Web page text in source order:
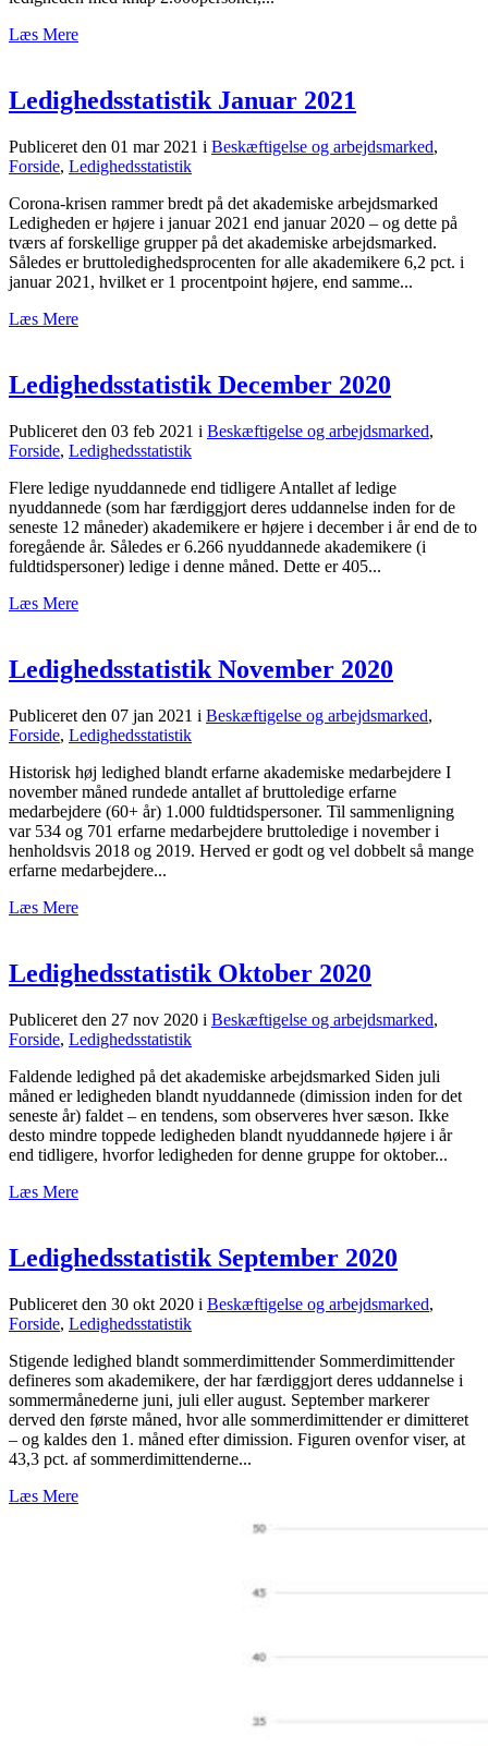
Læs Mere
Ledighedsstatistik Januar 2021
Publiceret den 01 mar 2021 i Beskæftigelse og arbejdsmarked,
Forside, Ledighedsstatistik
Corona-krisen rammer bredt på det akademiske arbejdsmarked
Ledigheden er højere i januar 2021 end januar 2020 – og dette på
tværs af forskellige grupper på det akademiske arbejdsmarked.
Således er bruttoledighedsprocenten for alle akademikere 6,2 pct. i
januar 2021, hvilket er 1 procentpoint højere, end samme...
Læs Mere
Ledighedsstatistik December 2020
Publiceret den 03 feb 2021 i Beskæftigelse og arbejdsmarked,
Forside, Ledighedsstatistik
Flere ledige nyuddannede end tidligere Antallet af ledige
nyuddannede (som har færdiggjort deres uddannelse inden for de
seneste 12 måneder) akademikere er højere i december i år end de to
foregående år. Således er 6.266 nyuddannede akademikere (i
fuldtidspersoner) ledige i denne måned. Dette er 405...
Læs Mere
Ledighedsstatistik November 2020
Publiceret den 07 jan 2021 i Beskæftigelse og arbejdsmarked,
Forside, Ledighedsstatistik
Historisk høj ledighed blandt erfarne akademiske medarbejdere I
november måned rundede antallet af bruttoledige erfarne
medarbejdere (60+ år) 1.000 fuldtidspersoner. Til sammenligning
var 534 og 701 erfarne medarbejdere bruttoledige i november i
henholdsvis 2018 og 2019. Herved er godt og vel dobbelt så mange
erfarne medarbejdere...
Læs Mere
Ledighedsstatistik Oktober 2020
Publiceret den 27 nov 2020 i Beskæftigelse og arbejdsmarked,
Forside, Ledighedsstatistik
Faldende ledighed på det akademiske arbejdsmarked Siden juli
måned er ledigheden blandt nyuddannede (dimission inden for det
seneste år) faldet – en tendens, som observeres hver sæson. Ikke
desto mindre toppede ledigheden blandt nyuddannede højere i år
end tidligere, hvorfor ledigheden for denne gruppe for oktober...
Læs Mere
Ledighedsstatistik September 2020
Publiceret den 30 okt 2020 i Beskæftigelse og arbejdsmarked,
Forside, Ledighedsstatistik
Stigende ledighed blandt sommerdimittender Sommerdimittender
defineres som akademikere, der har færdiggjort deres uddannelse i
sommermånederne juni, juli eller august. September markerer
derved den første måned, hvor alle sommerdimittender er dimitteret
– og kaldes den 1. måned efter dimission. Figuren ovenfor viser, at
43,3 pct. af sommerdimittenderne...
Læs Mere